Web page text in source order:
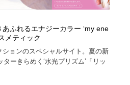
ふれるエナジーカラー ‘my ene
メティック
ションのスペシャルサイト。夏の新
ーきらめく‘水光プリズム’「リッ